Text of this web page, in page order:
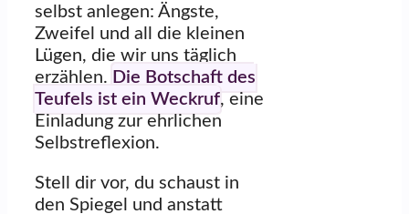
selbst anlegen: Ängste,
Zweifel und all die kleinen
Lügen, die wir uns täglich
erzählen. Die Botschaft des
Teufels ist ein Weckruf, eine
Einladung zur ehrlichen
Selbstreflexion.
Stell dir vor, du schaust in
den Spiegel und anstatt